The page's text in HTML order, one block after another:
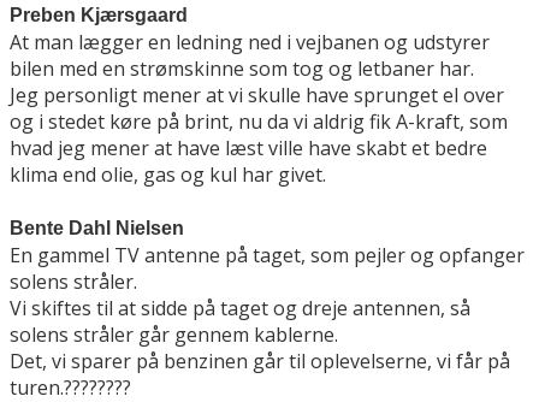
Preben Kjærsgaard
At man lægger en ledning ned i vejbanen og udstyrer
bilen med en strømskinne som tog og letbaner har.
Jeg personligt mener at vi skulle have sprunget el over
og i stedet køre på brint, nu da vi aldrig fik A-kraft, som
hvad jeg mener at have læst ville have skabt et bedre
klima end olie, gas og kul har givet.
Bente Dahl Nielsen
En gammel TV antenne på taget, som pejler og opfanger
solens stråler.
Vi skiftes til at sidde på taget og dreje antennen, så
solens stråler går gennem kablerne.
Det, vi sparer på benzinen går til oplevelserne, vi får på
turen.????????